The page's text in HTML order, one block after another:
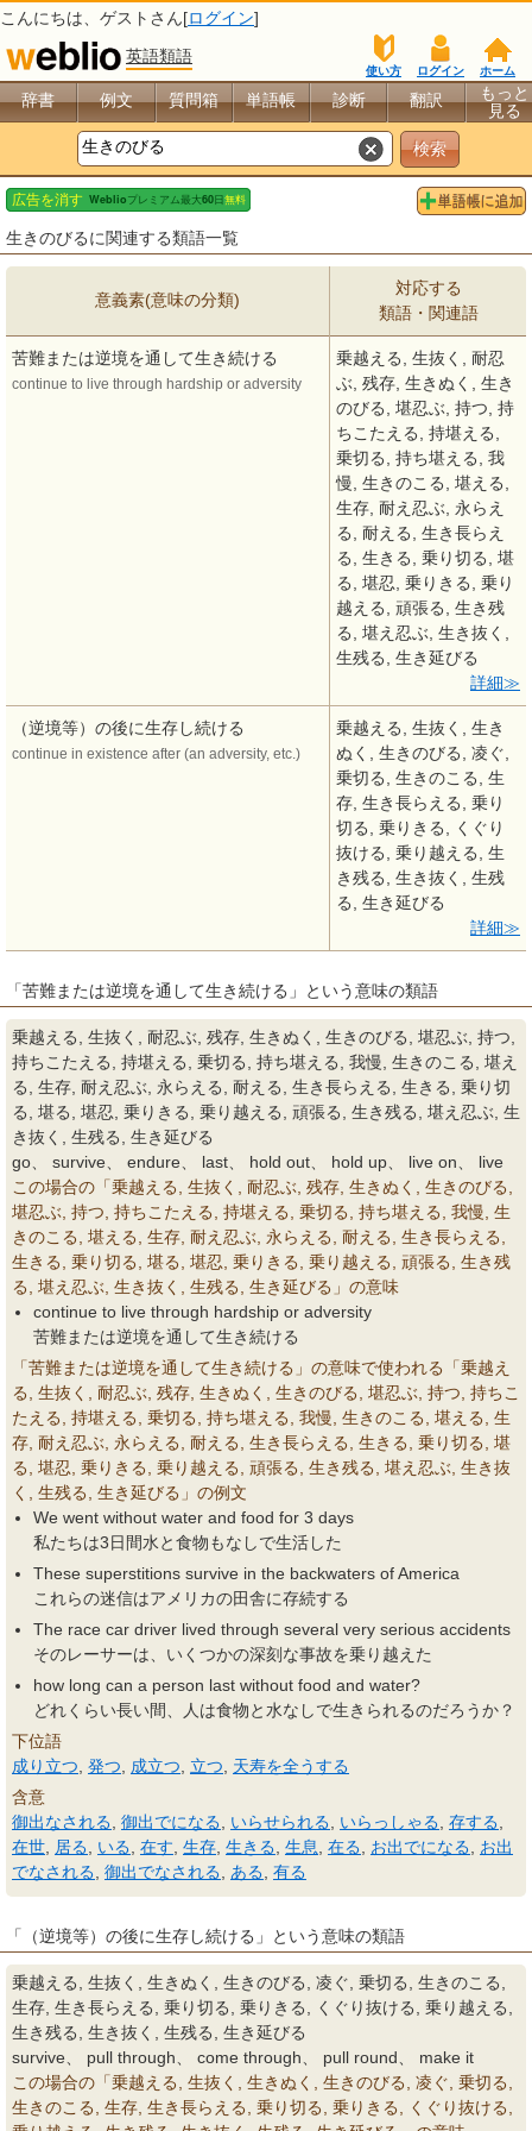
こんにちは、 ゲスト さん[ログイン]
英語類語
ホーム
ログイン
使い方
辞書 例文 質問箱 単語帳 診断 翻訳
もっと
見る
生きのびるに関連する類語一覧
意義素(意味の分類)
対応する
類語・関連語
苦難または逆境を通して生き続ける
continue to live through hardship or adversity
乗越える, 生抜く, 耐忍
ぶ, 残存, 生きぬく, 生き
のびる, 堪忍ぶ, 持つ, 持
ちこたえる, 持堪える,
乗切る, 持ち堪える, 我
慢, 生きのこる, 堪える,
生存, 耐え忍ぶ, 永らえ
る, 耐える, 生き長らえ
る, 生きる, 乗り切る, 堪
る, 堪忍, 乗りきる, 乗り
越える, 頑張る, 生き残
る, 堪え忍ぶ, 生き抜く,
生残る, 生き延びる
詳細
（逆境等）の後に生存し続ける
continue in existence after (an adversity, etc.)
乗越える, 生抜く, 生き
ぬく, 生きのびる, 凌ぐ,
乗切る, 生きのこる, 生
存, 生き長らえる, 乗り
切る, 乗りきる, くぐり
抜ける, 乗り越える, 生
き残る, 生き抜く, 生残
る, 生き延びる
詳細
「苦難または逆境を通して生き続ける」という意味の類語
乗越える, 生抜く, 耐忍ぶ, 残存, 生きぬく, 生きのびる, 堪忍ぶ, 持つ,
持ちこたえる, 持堪える, 乗切る, 持ち堪える, 我慢, 生きのこる, 堪え
る, 生存, 耐え忍ぶ, 永らえる, 耐える, 生き長らえる, 生きる, 乗り切
る, 堪る, 堪忍, 乗りきる, 乗り越える, 頑張る, 生き残る, 堪え忍ぶ, 生
き抜く, 生残る, 生き延びる
go、 survive、 endure、 last、 hold out、 hold up、 live on、 live
この場合の「乗越える, 生抜く, 耐忍ぶ, 残存, 生きぬく, 生きのびる,
堪忍ぶ, 持つ, 持ちこたえる, 持堪える, 乗切る, 持ち堪える, 我慢, 生
きのこる, 堪える, 生存, 耐え忍ぶ, 永らえる, 耐える, 生き長らえる,
生きる, 乗り切る, 堪る, 堪忍, 乗りきる, 乗り越える, 頑張る, 生き残
る, 堪え忍ぶ, 生き抜く, 生残る, 生き延びる」の意味
continue to live through hardship or adversity
苦難または逆境を通して生き続ける
「苦難または逆境を通して生き続ける」の意味で使われる「乗越え
る, 生抜く, 耐忍ぶ, 残存, 生きぬく, 生きのびる, 堪忍ぶ, 持つ, 持ちこ
たえる, 持堪える, 乗切る, 持ち堪える, 我慢, 生きのこる, 堪える, 生
存, 耐え忍ぶ, 永らえる, 耐える, 生き長らえる, 生きる, 乗り切る, 堪
る, 堪忍, 乗りきる, 乗り越える, 頑張る, 生き残る, 堪え忍ぶ, 生き抜
く, 生残る, 生き延びる」の例文
We went without water and food for 3 days
私たちは3日間水と食物もなしで生活した
These superstitions survive in the backwaters of America
これらの迷信はアメリカの田舎に存続する
The race car driver lived through several very serious accidents
そのレーサーは、いくつかの深刻な事故を乗り越えた
how long can a person last without food and water?
どれくらい長い間、人は食物と水なしで生きられるのだろうか？
下位語
成り立つ 発つ 成立つ 立つ
天寿を全うする
含意
御出なされる 御出でになる いらせられる いらっしゃる 存する
在世
居る いる 在す 生存 生きる 生息 在る お出でになる
お出
でなされる 御出でなされる ある 有る
「（逆境等）の後に生存し続ける」という意味の類語
乗越える, 生抜く, 生きぬく, 生きのびる, 凌ぐ, 乗切る, 生きのこる,
生存, 生き長らえる, 乗り切る, 乗りきる, くぐり抜ける, 乗り越える,
生き残る, 生き抜く, 生残る, 生き延びる
survive、 pull through、 come through、 pull round、 make it
この場合の「乗越える, 生抜く, 生きぬく, 生きのびる, 凌ぐ, 乗切る,
生きのこる, 生存, 生き長らえる, 乗り切る, 乗りきる, くぐり抜ける,